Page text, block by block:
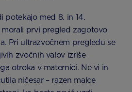
potekajo med 8. in 14.
prvi pregled zagotovo
Pri ultrazvočnem pregledu se
zvočnih valov izriše
otroka v maternici. Ne vi in
ničesar – razen malce